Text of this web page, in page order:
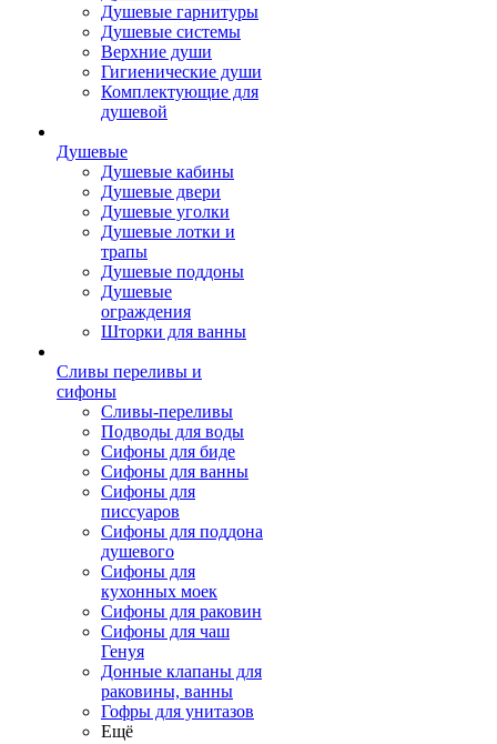
Душевые гарнитуры
Душевые системы
Верхние души
Гигиенические души
Комплектующие для
душевой
Душевые
Душевые кабины
Душевые двери
Душевые уголки
Душевые лотки и
трапы
Душевые поддоны
Душевые
ограждения
Шторки для ванны
Сливы переливы и
сифоны
Сливы-переливы
Подводы для воды
Сифоны для биде
Сифоны для ванны
Сифоны для
писсуаров
Сифоны для поддона
душевого
Сифоны для
кухонных моек
Сифоны для раковин
Сифоны для чаш
Генуя
Донные клапаны для
раковины, ванны
Гофры для унитазов
Ещё